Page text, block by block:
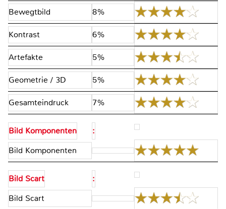
Bewegtbild 8%
Kontrast 6%
Artefakte 5%
Geometrie / 3D 5%
Gesamteindruck 7%
Bild Komponenten
:
Bild Komponenten
Bild Scart
:
Bild Scart